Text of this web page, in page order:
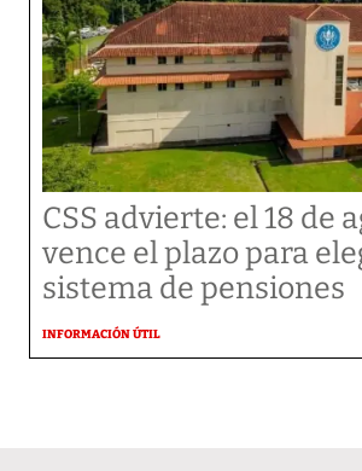
CSS advierte: el 18 de
vence el plazo para
sistema de pensiones
INFORMACIÓN ÚTIL